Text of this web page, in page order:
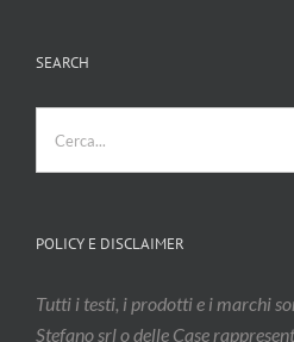
SEARCH
per:
POLICY E DISCLAIMER
Tutti i testi, i prodotti e i marchi
Stefano srl o delle Case